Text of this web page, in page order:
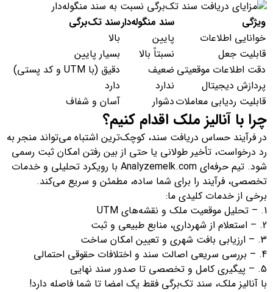
ویژگی
سند منگوله‌دارسند تک‌برگی
خوانایی اطلاعات
پایین
بالا
قابلیت جعل
نسبتاً بالا
بسیار پایین
دقت اطلاعات موقعیتی ضعیف
دقیق (با UTM و کد پستی)
پردازش دیجیتال
ندارد
دارد
قابلیت ردیابی معاملاتدشوار آسان و شفاف
چرا با آنالیز ملک اقدام کنیم؟
در فرآیند حساس دریافت سند، کوچک‌ترین اشتباه می‌تواند منجر به
رد درخواست، تأخیر طولانی یا حتی از بین رفتن امکان ثبت رسمی
شود. تیم حرفه‌ای Analyzemelk.com با رویکرد تحلیلی و خدمات
تخصصی، فرآیند را برای شما ساده، مطمئن و سریع می‌کند.
برخی از خدمات کلیدی ما:
– تحلیل موقعیت ملک و نقشه‌های UTM
– استعلام از شهرداری، منابع طبیعی و ثبت
– ارزیابی بافت شهری و تعیین امکان ساخت
– بررسی سریعی اصالت سند و اختلافات حقوقی احتمالی
– پیگیری کامل و تخصصی تا صدور سند نهایی
با آنالیز ملک، سند تک‌برگی فقط یک امضا تا شما فاصله دارد!